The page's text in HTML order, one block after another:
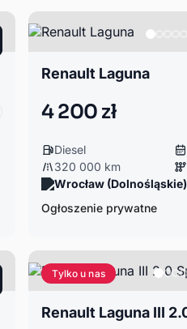
Renault Laguna
4 200 zł
Diesel
320 000 km
Wrocław (Dolnośląskie)
Ogłoszenie prywatne
Tylko u nas